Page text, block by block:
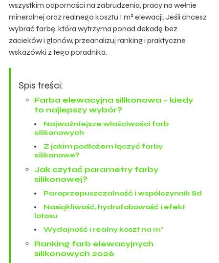
wszystkim odporności na zabrudzenia, pracy na wełnie
mineralnej oraz realnego kosztu 1 m² elewacji. Jeśli chcesz
wybrać farbę, która wytrzyma ponad dekadę bez
zacieków i glonów, przeanalizuj ranking i praktyczne
wskazówki z tego poradnika.
Spis treści:
Farba elewacyjna silikonowa – kiedy
to najlepszy wybór?
Najważniejsze właściwości farb
silikonowych
Z jakim podłożem łączyć farby
silikonowe?
Jak czytać parametry farby
silikonowej?
Paroprzepuszczalność i współczynnik Sd
Nasiąkliwość, hydrofobowość i efekt
lotosu
Wydajność i realny koszt na m²
Ranking farb elewacyjnych
silikonowych 2026